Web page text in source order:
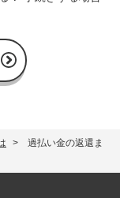
過払い金の返還ま